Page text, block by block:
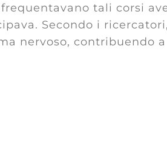
tali corsi
Secondo i
nervoso, contribuendo